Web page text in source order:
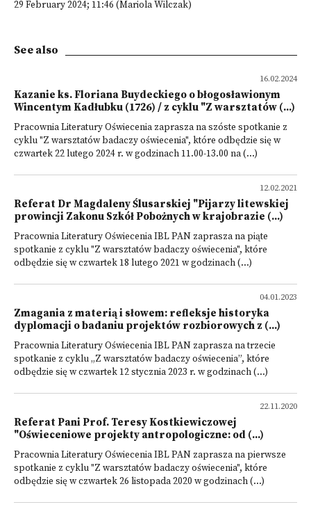
29 February 2024; 11:46 (Mariola Wilczak)
See also
16.02.2024
Kazanie ks. Floriana Buydeckiego o błogosławionym
Wincentym Kadłubku (1726) / z cyklu "Z warsztatów (...)
Pracownia Literatury Oświecenia zaprasza na szóste spotkanie z
cyklu "Z warsztatów badaczy oświecenia", które odbędzie się w
czwartek 22 lutego 2024 r. w godzinach 11.00-13.00 na (...)
12.02.2021
Referat Dr Magdaleny Ślusarskiej "Pijarzy litewskiej
prowincji Zakonu Szkół Pobożnych w krajobrazie (...)
Pracownia Literatury Oświecenia IBL PAN zaprasza na piąte
spotkanie z cyklu "Z warsztatów badaczy oświecenia", które
odbędzie się w czwartek 18 lutego 2021 w godzinach (...)
04.01.2023
Zmagania z materią i słowem: refleksje historyka
dyplomacji o badaniu projektów rozbiorowych z (...)
Pracownia Literatury Oświecenia IBL PAN zaprasza na trzecie
spotkanie z cyklu „Z warsztatów badaczy oświecenia”, które
odbędzie się w czwartek 12 stycznia 2023 r. w godzinach (...)
22.11.2020
Referat Pani Prof. Teresy Kostkiewiczowej
"Oświeceniowe projekty antropologiczne: od (...)
Pracownia Literatury Oświecenia IBL PAN zaprasza na pierwsze
spotkanie z cyklu "Z warsztatów badaczy oświecenia", które
odbędzie się w czwartek 26 listopada 2020 w godzinach (...)